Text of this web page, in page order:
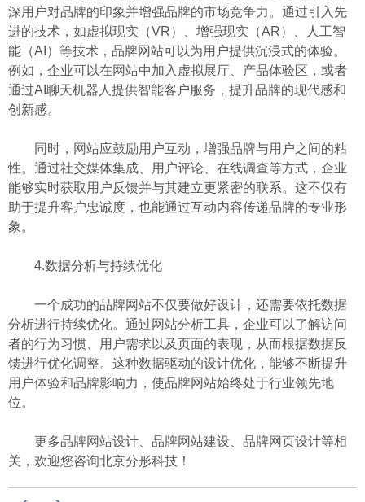
深用户对品牌的印象并增强品牌的市场竞争力。通过引入先
进的技术，如虚拟现实（VR）、增强现实（AR）、人工智
能（AI）等技术，品牌网站可以为用户提供沉浸式的体验。
例如，企业可以在网站中加入虚拟展厅、产品体验区，或者
通过AI聊天机器人提供智能客户服务，提升品牌的现代感和
创新感。
同时，网站应鼓励用户互动，增强品牌与用户之间的粘
性。通过社交媒体集成、用户评论、在线调查等方式，企业
能够实时获取用户反馈并与其建立更紧密的联系。这不仅有
助于提升客户忠诚度，也能通过互动内容传递品牌的专业形
象。
4.数据分析与持续优化
一个成功的品牌网站不仅要做好设计，还需要依托数据
分析进行持续优化。通过网站分析工具，企业可以了解访问
者的行为习惯、用户需求以及页面的表现，从而根据数据反
馈进行优化调整。这种数据驱动的设计优化，能够不断提升
用户体验和品牌影响力，使品牌网站始终处于行业领先地
位。
更多品牌网站设计、品牌网站建设、品牌网页设计等相
关，欢迎您咨询北京分形科技！